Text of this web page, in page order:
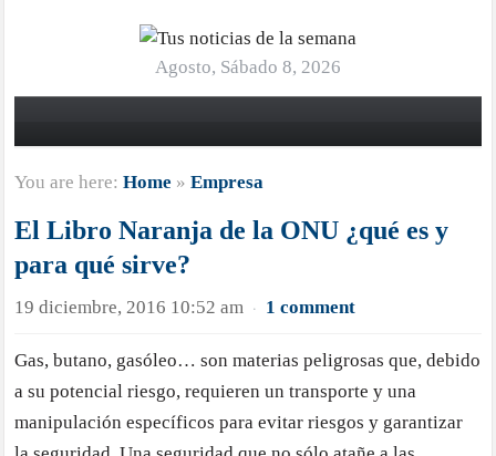
Agosto, Sábado 8, 2026
You are here:Home »Empresa
El Libro Naranja de la ONU ¿qué es y
para qué sirve?
19 diciembre, 2016 10:52 am · 1 comment
Gas, butano, gasóleo… son materias peligrosas que, debido
a su potencial riesgo, requieren un transporte y una
manipulación específicos para evitar riesgos y garantizar